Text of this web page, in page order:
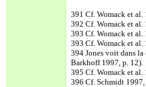
391 Cf. Womack et al.
392 Cf. Womack et al.
393 Cf. Womack et al.
393 Cf. Womack et al.
394 Jones voit dans
Barkhoff 1997, p. 12).
395 Cf. Womack et al.
396 Cf. Schmidt 1997,